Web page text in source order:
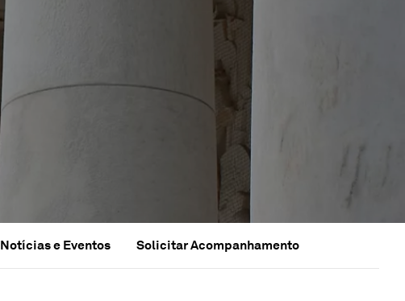
Notícias e Eventos Solicitar Acompanhamento